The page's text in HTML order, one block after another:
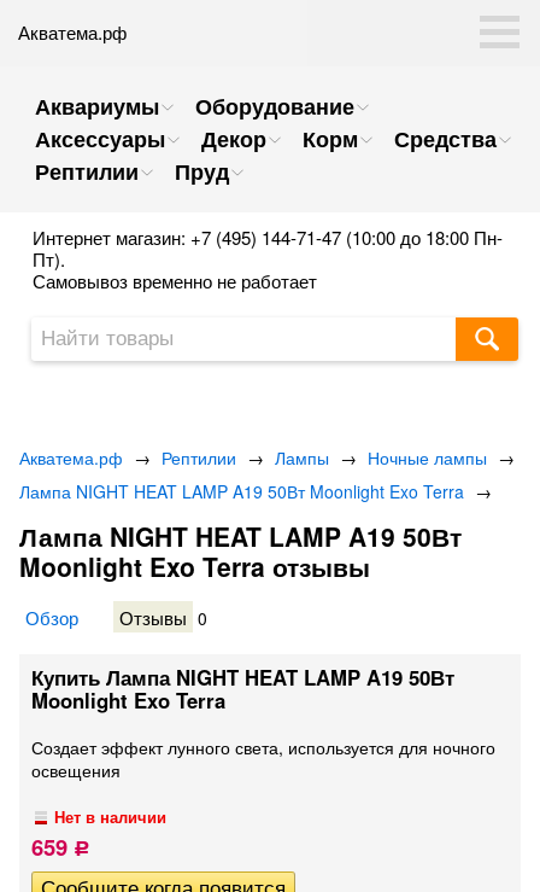
Акватема.рф
Аквариумы
Оборудование
Аксессуары
Декор Корм
Средства
Рептилии
Пруд
Интернет магазин: +7 (495) 144-71-47 (10:00 до 18:00 Пн-
Пт).
Самовывоз временно не работает
Акватема.рф → Рептилии → Лампы → Ночные лампы →
Лампа NIGHT HEAT LAMP A19 50Вт Moonlight Exo Terra →
Лампа NIGHT HEAT LAMP A19 50Вт
Moonlight Exo Terra отзывы
Обзор Отзывы 0
Купить Лампа NIGHT HEAT LAMP A19 50Вт
Moonlight Exo Terra
​Создает эффект лунного света, используется для ночного
освещения
Нет в наличии
659 Р